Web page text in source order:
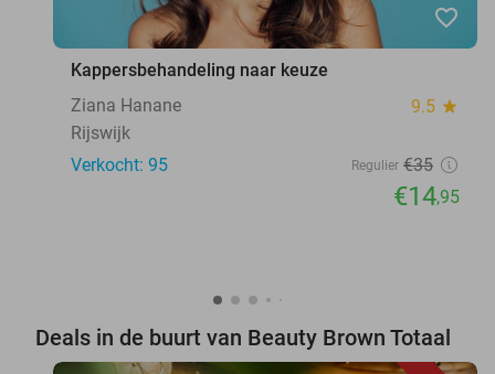
favorite_border
Kappersbehandeling naar keuze
Ziana Hanane
9.5 star
Rijswijk
Verkocht: 95
Regulier €35
€14,95
Deals in de buurt van Beauty Brown Totaal